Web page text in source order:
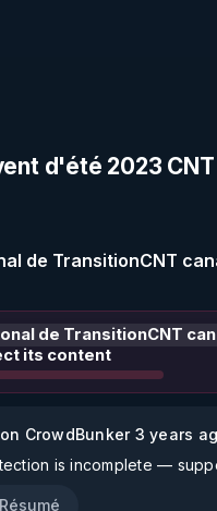
d'été 2023 CNT
de TransitionCNT
de TransitionCNT
its content
CrowdBunker 3 years
is incomplete —
Résumé